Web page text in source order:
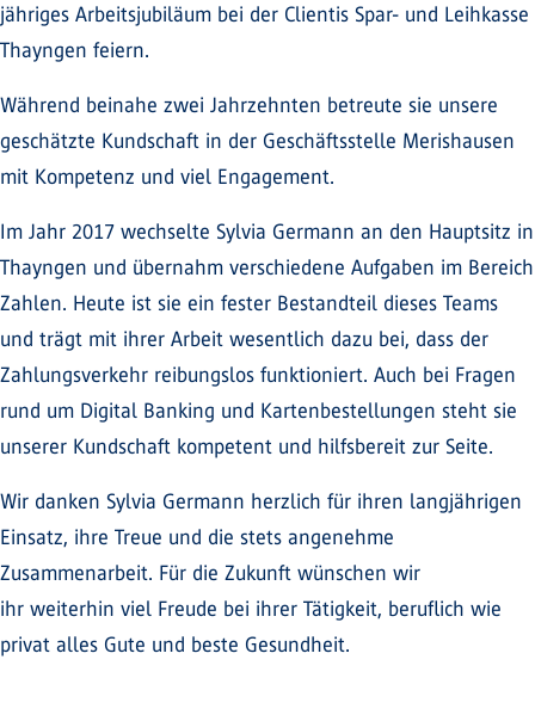
jähriges Arbeitsjubiläum bei der Clientis Spar- und Leihkasse
Thayngen feiern.
Während beinahe zwei Jahrzehnten betreute sie unsere
geschätzte Kundschaft in der Geschäftsstelle Merishausen
mit Kompetenz und viel Engagement.
Im Jahr 2017 wechselte Sylvia Germann an den Hauptsitz in
Thayngen und übernahm verschiedene Aufgaben im Bereich
Zahlen. Heute ist sie ein fester Bestandteil dieses Teams
und trägt mit ihrer Arbeit wesentlich dazu bei, dass der
Zahlungsverkehr reibungslos funktioniert. Auch bei Fragen
rund um Digital Banking und Kartenbestellungen steht sie
unserer Kundschaft kompetent und hilfsbereit zur Seite.
Wir danken Sylvia Germann herzlich für ihren langjährigen
Einsatz, ihre Treue und die stets angenehme
Zusammenarbeit. Für die Zukunft wünschen wir
ihr weiterhin viel Freude bei ihrer Tätigkeit, beruflich wie
privat alles Gute und beste Gesundheit.